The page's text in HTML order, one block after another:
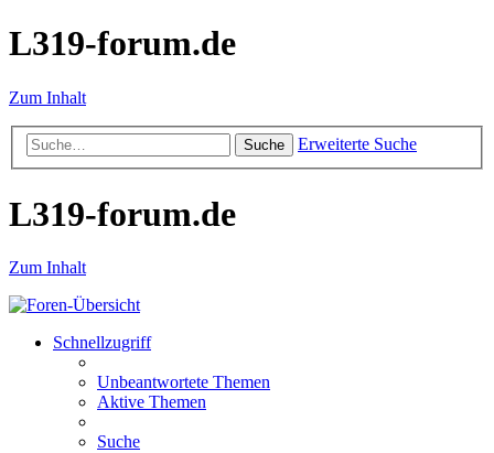
L319-forum.de
Zum Inhalt
Suche Erweiterte Suche
L319-forum.de
Zum Inhalt
Schnellzugriff
Unbeantwortete Themen
Aktive Themen
Suche